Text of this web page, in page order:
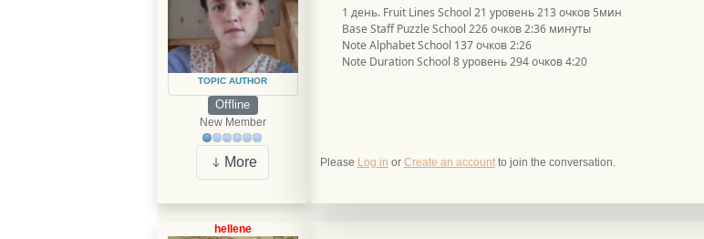
TOPIC AUTHOR
Offline
New Member
More
1 день. Fruit Lines School 21 уровень 213 очков 5мин
Base Staff Puzzle School 226 очков 2:36 минуты
Note Alphabet School 137 очков 2:26
Note Duration School 8 уровень 294 очков 4:20
Please Log in or Create an accountto join the conversation.
hellene